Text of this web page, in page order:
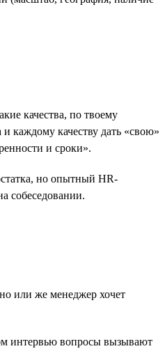
качества, по твоему
каждому качеству дать «свою»
и сроки».
но опытный HR-
собеседовании.
или же менеджер хочет
интервью вопросы вызывают